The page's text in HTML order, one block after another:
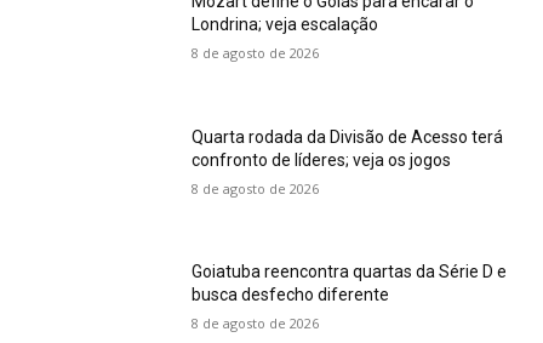
Londrina; veja escalação
8 de agosto de 2026
Quarta rodada da Divisão de Acesso terá
confronto de líderes; veja os jogos
8 de agosto de 2026
Goiatuba reencontra quartas da Série D e
busca desfecho diferente
8 de agosto de 2026